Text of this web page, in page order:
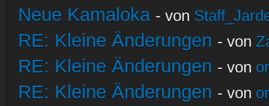
Neue Kamaloka - von
RE: Kleine Änderungen - von
RE: Kleine Änderungen - von
RE: Kleine Änderungen - von